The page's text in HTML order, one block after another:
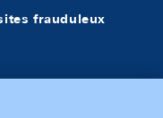
frauduleux